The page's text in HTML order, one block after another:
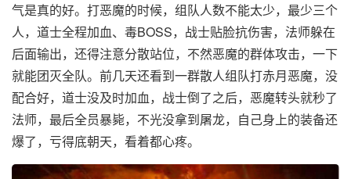
气是真的好。打恶魔的时候，组队人数不能太少，最少三个
人，道士全程加血、毒BOSS，战士贴脸抗伤害，法师躲在
后面输出，还得注意分散站位，不然恶魔的群体攻击，一下
就能团灭全队。前几天还看到一群散人组队打赤月恶魔，没
配合好，道士没及时加血，战士倒了之后，恶魔转头就秒了
法师，最后全员暴毙，不光没拿到屠龙，自己身上的装备还
爆了，亏得底朝天，看着都心疼。